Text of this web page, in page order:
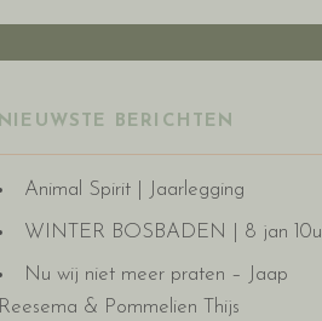
NIEUWSTE BERICHTEN
Animal Spirit | Jaarlegging
WINTER BOSBADEN | 8 jan 10u
Nu wij niet meer praten – Jaap
Reesema & Pommelien Thijs